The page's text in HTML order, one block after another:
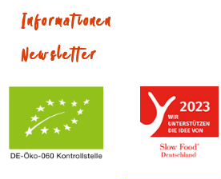
Informationen
Newsletter